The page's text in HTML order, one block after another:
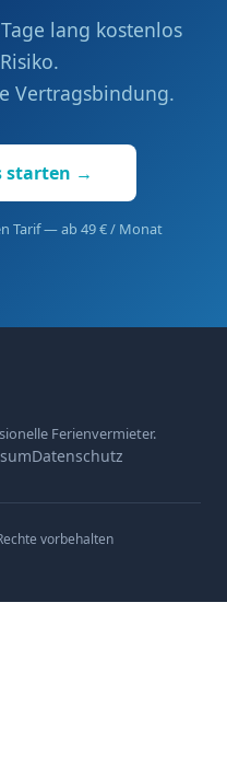
lang kostenlos
Vertragsbindung.
starten →
Tarif — ab 49 € / Monat
Ferienvermieter.
Datenschutz
vorbehalten